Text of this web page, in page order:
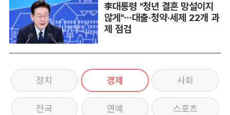
李대통령 "청년 결혼 망설이지
않게"…대출·청약·세제 22개 과
제 점검
정치 경제 사회
전국 연예 스포츠